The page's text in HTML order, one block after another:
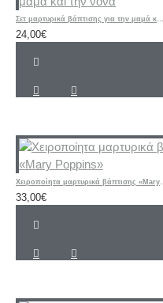
24,00€
33,00€